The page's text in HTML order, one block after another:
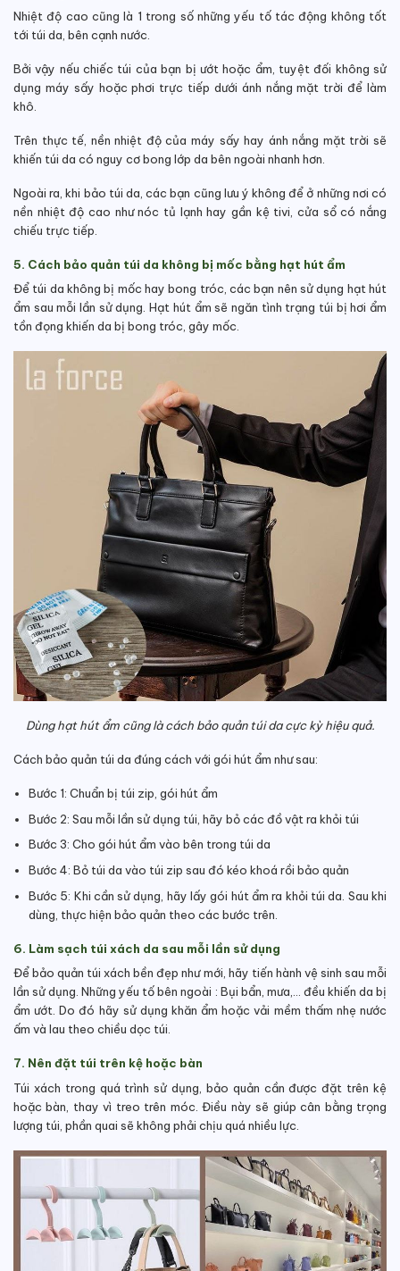
Nhiệt độ cao cũng là 1 trong số những yếu tố tác động không tốt
tới túi da, bên cạnh nước.
Bởi vậy nếu chiếc túi của bạn bị ướt hoặc ẩm, tuyệt đối không sử
dụng máy sấy hoặc phơi trực tiếp dưới ánh nắng mặt trời để làm
khô.
Trên thực tế, nền nhiệt độ của máy sấy hay ánh nắng mặt trời sẽ
khiến túi da có nguy cơ bong lớp da bên ngoài nhanh hơn.
Ngoài ra, khi bảo túi da, các bạn cũng lưu ý không để ở những nơi có
nền nhiệt độ cao như nóc tủ lạnh hay gần kệ tivi, cửa sổ có nắng
chiếu trực tiếp.
5. Cách bảo quản túi da không bị mốc bằng hạt hút ẩm
Để túi da không bị mốc hay bong tróc, các bạn nên sử dụng hạt hút
ẩm sau mỗi lần sử dụng. Hạt hút ẩm sẽ ngăn tình trạng túi bị hơi ẩm
tồn đọng khiến da bị bong tróc, gây mốc.
Dùng hạt hút ẩm cũng là cách bảo quản túi da cực kỳ hiệu quả.
Cách bảo quản túi da đúng cách với gói hút ẩm như sau:
Bước 1: Chuẩn bị túi zip, gói hút ẩm
Bước 2: Sau mỗi lần sử dụng túi, hãy bỏ các đồ vật ra khỏi túi
Bước 3: Cho gói hút ẩm vào bên trong túi da
Bước 4: Bỏ túi da vào túi zip sau đó kéo khoá rồi bảo quản
Bước 5: Khi cần sử dụng, hãy lấy gói hút ẩm ra khỏi túi da. Sau khi
dùng, thực hiện bảo quản theo các bước trên.
6. Làm sạch túi xách da sau mỗi lần sử dụng
Để bảo quản túi xách bền đẹp như mới, hãy tiến hành vệ sinh sau mỗi
lần sử dụng. Những yếu tố bên ngoài : Bụi bẩn, mưa,… đều khiến da bị
ẩm ướt. Do đó hãy sử dụng khăn ẩm hoặc vải mềm thấm nhẹ nước
ấm và lau theo chiều dọc túi.
7. Nên đặt túi trên kệ hoặc bàn
Túi xách trong quá trình sử dụng, bảo quản cần được đặt trên kệ
hoặc bàn, thay vì treo trên móc. Điều này sẽ giúp cân bằng trọng
lượng túi, phần quai sẽ không phải chịu quá nhiều lực.